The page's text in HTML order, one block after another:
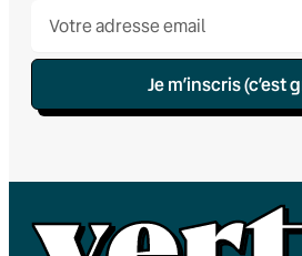
Je m’inscris (c’est